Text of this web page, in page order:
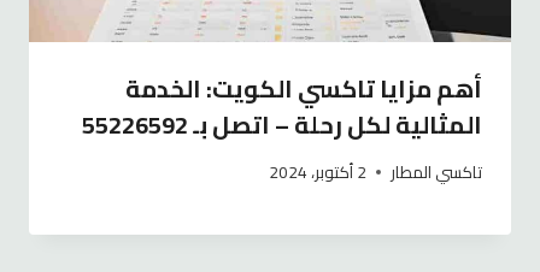
أهم مزايا تاكسي الكويت: الخدمة
المثالية لكل رحلة – اتصل بـ 55226592
تاكسي المطار 2 أكتوبر، 2024